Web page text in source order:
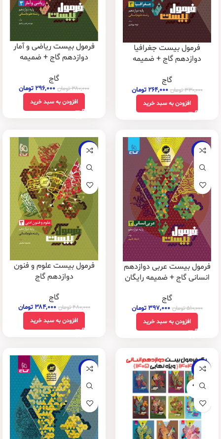
فرمول بیست جغرافیا
دوازدهم گاج + ضمیمه
گاج
۳۳۰,۰۰۰تومان ۲۶۴,۰۰۰ تومان
افزودن به سبد خرید
فرمول بیست ریاضی و آمار
دوازدهم گاج + ضمیمه
گاج
۳۸۰,۰۰۰تومان ۲۹۶,۰۰۰ تومان
افزودن به سبد خرید
-22%
فرمول بیست عربی دوازدهم
انسانی گاج + ضمیمه رایگان
گاج
۵۱۰,۰۰۰تومان ۳۹۷,۰۰۰ تومان
افزودن به سبد خرید
-20%
فرمول بیست علوم و فنون
دوازدهم گاج
گاج
۴۸۰,۰۰۰تومان ۳۸۴,۰۰۰ تومان
افزودن به سبد خرید
-27%
فروخته
-20%